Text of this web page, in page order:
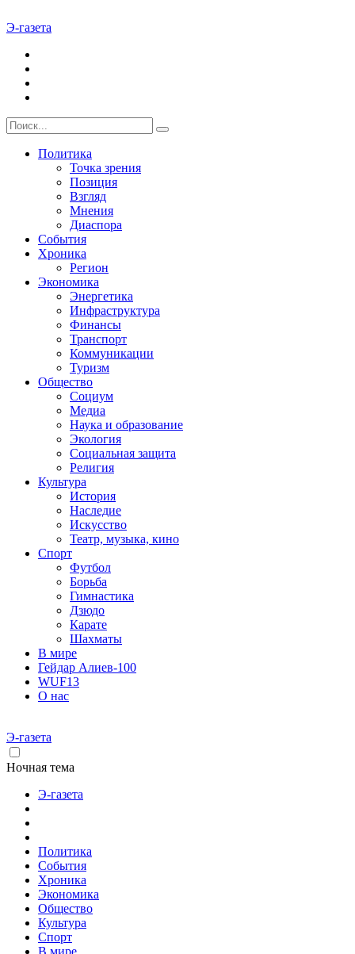
Э-газета
Политика
Точка зрения
Позиция
Взгляд
Мнения
Диаспора
События
Хроника
Регион
Экономика
Энергетика
Инфраструктура
Финансы
Транспорт
Коммуникации
Туризм
Общество
Социум
Медиа
Наука и образование
Экология
Социальная защита
Религия
Культура
История
Наследие
Искусство
Театр, музыка, кино
Спорт
Футбол
Борьба
Гимнастика
Дзюдо
Карате
Шахматы
В мире
Гейдар Алиев-100
WUF13
О нас
Э-газета
Ночная тема
Э-газета
Политика
События
Хроника
Экономика
Общество
Культура
Спорт
В мире